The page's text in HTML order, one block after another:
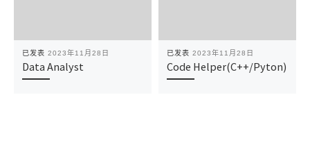
已发表 2023年11月28日
Data Analyst
已发表 2023年11月28日
Code Helper(C++/Pyton)